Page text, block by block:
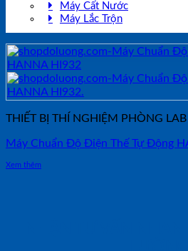
Máy Cất Nước
Máy Lắc Trộn
THIẾT BỊ THÍ NGHIỆM PHÒNG LAB
Máy Chuẩn Độ Điện Thế Tự Động
Xem thêm